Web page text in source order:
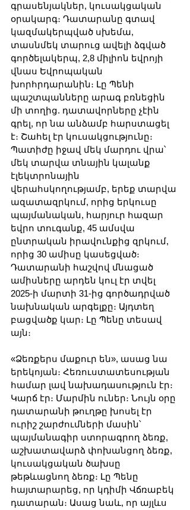
գրասենյակներ, կուսակցական
օրակարգ։ Դատարանը գտավ
կազմակերպված սխեմա,
տասնմեկ տարուց ավելի ձգված
գործելակերպ, 2,8 միլիոն եվրոյի
վնաս Եվրոպական
խորհրդարանին։ Լը Պենի
պաշտպանները արագ բռնեցին
մի տողից. դատավորները չէին
գրել, որ նա անձամբ հարստացել
է։ Շահել էր կուսակցությունը։
Պատիժը իջավ մեկ մարդու վրա՝
մեկ տարվա տնային կալանք
էլեկտրոնային
վերահսկողությամբ, երեք տարվա
ազատազրկում, որից երկուսը
պայմանական, հարյուր հազար
եվրո տուգանք, 45 ամսվա
ընտրական իրավունքից զրկում,
որից 30 ամիսը կասեցված։
Դատարանի հաշվով մնացած
ամիսները արդեն կուլ էր տվել
2025-ի մարտի 31-ից գործադրված
նախնական արգելքը։ Այդտեղ
բացվածք կար։ Լը Պենը տեսավ
այն։
«Ձեռքերս մաքուր են», ասաց նա
երեկոյան։ Հեռուստատեսության
համար լավ նախադասություն էր։
Կարճ էր։ Մարմին ուներ։ Նույն օրը
դատարանի թուղթը խոսել էր
ուրիշ շարժումների մասին՝
պայմանագիր ստորագրող ձեռք,
աշխատավարձ փոխանցող ձեռք,
կուսակցական ծախսը
թեթևացնող ձեռք։ Լը Պենը
հայտարարեց, որ կդիմի Վճռաբեկ
դատարան։ Ասաց նաև, որ այլևս